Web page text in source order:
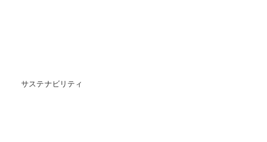
サステナビリティ